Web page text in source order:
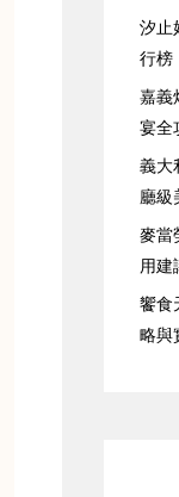
汐止
行榜
嘉義
宴全
義大
廳級
麥當
用建
饗食
略與